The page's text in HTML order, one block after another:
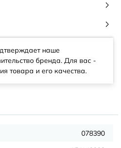
наше
бренда. Для вас -
товара и его качества.
078390